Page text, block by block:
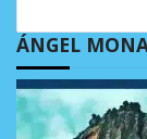
ÁNGEL